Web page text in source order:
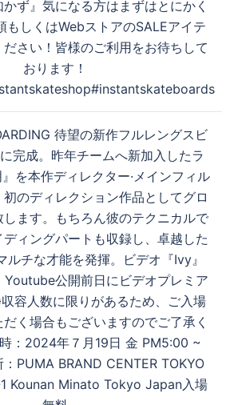
かず』気になる方はまずはとにかく
もしくはWebストアのSALEアイテ
ださい！皆様のご利用をお待ちして
おります！
待望の新作フルレングスビ
完成。昨年チームへ新加入したラ
を本作ディレクター·メインフィル
のディレクション作品としてグロ
ます。もちろん彼のテクニカルで
ィングパートも収録し、卓越した
ルチな才能を発揮。ビデオ『Ivy』
Youtube公開前日にビデオプレミア
容人数に限りがあるため、ご入場
く場合もございますのでご了承く
：2024年７月19日 金 PM5:00 ~
PUMA BRAND CENTER TOKYO
Minato Tokyo Japan入場